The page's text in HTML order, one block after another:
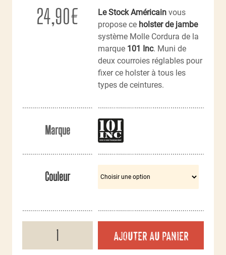
24,90€ Le Stock Américain vous
propose ce holster de jambe
système Molle Cordura de la
marque 101 Inc. Muni de
deux courroies réglables pour
fixer ce holster à tous les
types de ceintures.
Marque
Couleur
AJOUTER AU PANIER